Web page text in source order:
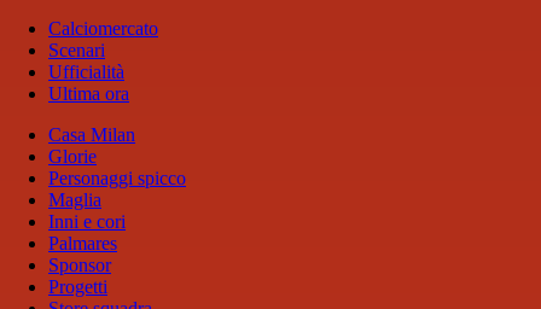
Calciomercato
Scenari
Ufficialità
Ultima ora
Casa Milan
Glorie
Personaggi spicco
Maglia
Inni e cori
Palmares
Sponsor
Progetti